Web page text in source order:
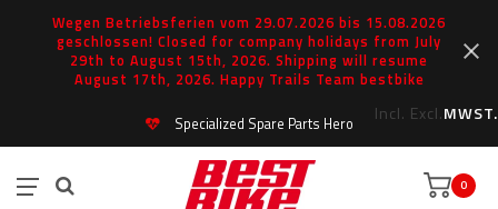
Wegen Betriebsferien vom 29.07.2026 bis 15.08.2026
geschlossen! Closed for company holidays from July
29th to August 15th, 2026. Shipping will resume
August 17th, 2026. Happy Trails Team bestbike
Incl. Excl.MWST.
Specialized Spare Parts Hero
0